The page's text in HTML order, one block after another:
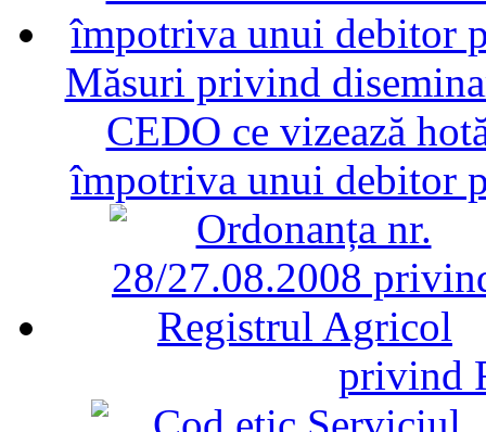
Măsuri privind
CEDO ce vizează
împotriva unui debitor
privind